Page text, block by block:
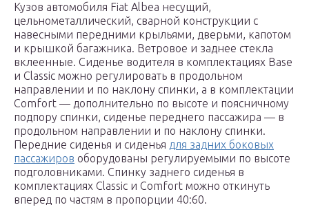
Кузов автомобиля Fiat Albea несущий,
цельнометаллический, сварной конструкции с
навесными передними крыльями, дверьми, капотом
и крышкой багажника. Ветровое и заднее стекла
вклеенные. Сиденье водителя в комплектациях Base
и Classic можно регулировать в продольном
направлении и по наклону спинки, а в комплектации
Comfort — дополнительно по высоте и поясничному
подпору спинки, сиденье переднего пассажира — в
продольном направлении и по наклону спинки.
Передние сиденья и сиденья для задних боковых
пассажиров оборудованы регулируемыми по высоте
подголовниками. Спинку заднего сиденья в
комплектациях Classic и Comfort можно откинуть
вперед по частям в пропорции 40:60.